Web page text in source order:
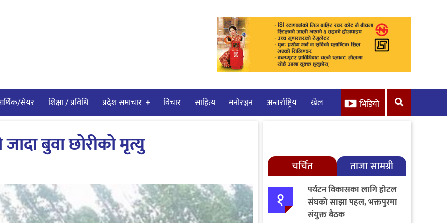
सेयर शिक्षा / प्रविधि प्रदेश समाचार विचार साहित्य मनाेरञ्जन अन्तर्राष्ट्रिय खेल भिडियो
बुवा छाेरीकाे मृत्यु
चर्चित ताजा सामग्री
१
पर्यटन विकासका लागि होटल
संघको साझा पहल, भक्तपुरमा
संयुक्त बैठक